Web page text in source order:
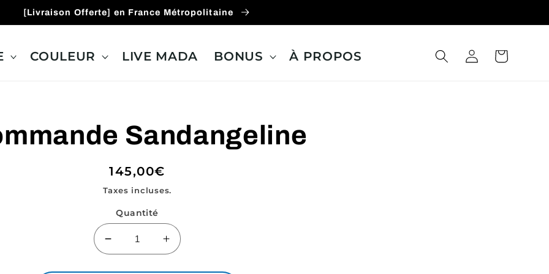
[Livraison Offerte] en France Métropolitaine
COULEUR LIVE MADA BONUS À PROPOS ConnexionPanier
Sandangeline
Prix
habituel
145,00€
Taxes incluses.
Quantité
Réduire
la
Augmenter
la